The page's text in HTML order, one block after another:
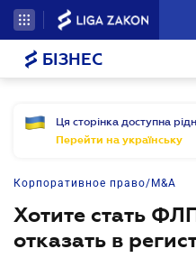
БІЗНЕС
Ця сторінка доступна
Перейти на українську
Корпоративное право/M&A
Хотите стать
отказать в